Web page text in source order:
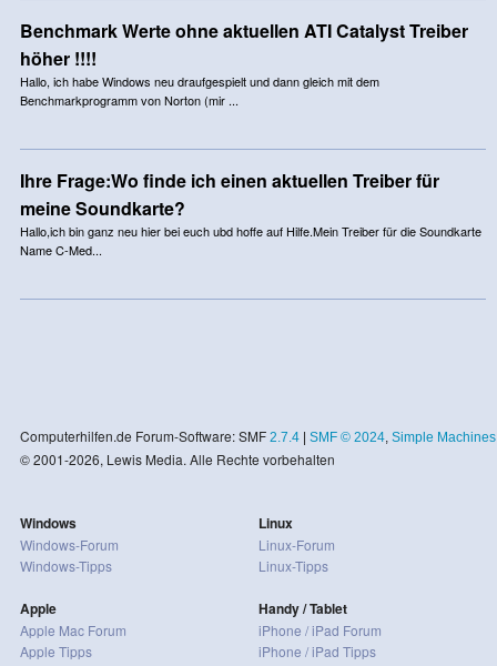
Benchmark Werte ohne aktuellen ATI Catalyst Treiber
höher !!!!
Hallo, ich habe Windows neu draufgespielt und dann gleich mit dem
Benchmarkprogramm von Norton (mir ...
Ihre Frage:Wo finde ich einen aktuellen Treiber für
meine Soundkarte?
Hallo,ich bin ganz neu hier bei euch ubd hoffe auf Hilfe.Mein Treiber für die Soundkarte
Name C-Med...
Computerhilfen.de Forum-Software: SMF 2.7.4| SMF © 2024, Simple Machines
© 2001-2026, Lewis Media. Alle Rechte vorbehalten
Windows
Windows-Forum
Windows-Tipps
Apple
Apple Mac Forum
Apple Tipps
Linux
Linux-Forum
Linux-Tipps
Handy / Tablet
iPhone / iPad Forum
iPhone / iPad Tipps